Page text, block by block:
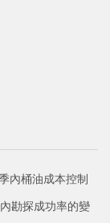
內桶油成本控制
勘探成功率的變